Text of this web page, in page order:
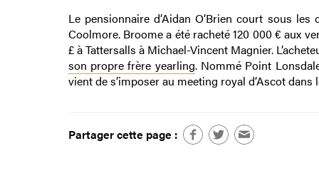
Le pensionnaire d’Aidan O’Brien court sous
Coolmore. Broome a été racheté 120 000 € aux
£ à Tattersalls à Michael-Vincent Magnier.
son propre frère yearling. Nommé Point
vient de s’imposer au meeting royal d’Ascot
Partager cette page :